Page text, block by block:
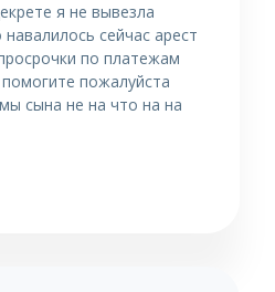
я не вывезла
сейчас арест
по платежам
пожалуйста
сына не на что на на